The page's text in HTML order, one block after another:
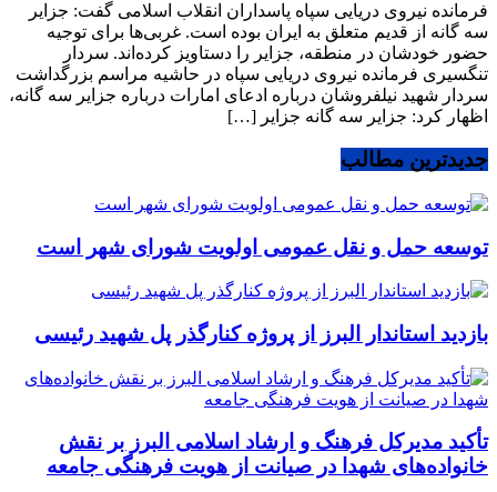
فرمانده نیروی دریایی سپاه پاسداران انقلاب اسلامی گفت: جزایر
سه گانه از قدیم متعلق به ایران بوده است. غربی‌ها برای توجیه
حضور خودشان در منطقه، جزایر را دستاویز کرده‌اند. سردار
تنگسیری فرمانده نیروی دریایی سپاه در حاشیه مراسم بزرگداشت
سردار شهید نیلفروشان درباره ادعای امارات درباره جزایر سه گانه،
اظهار کرد: جزایر سه گانه جزایر […]
جدیدترین مطالب
توسعه حمل و نقل عمومی اولویت شورای شهر است
بازدید استاندار البرز از پروژه کنارگذر پل شهید رئیسی
تأکید مدیرکل فرهنگ و ارشاد اسلامی البرز بر نقش
خانواده‌های شهدا در صیانت از هویت فرهنگی جامعه